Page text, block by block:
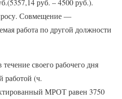
руб. – 4500 руб.).
Совмещение —
работа по другой должности
своего рабочего дня
работой (ч.
МРОТ равен 3750